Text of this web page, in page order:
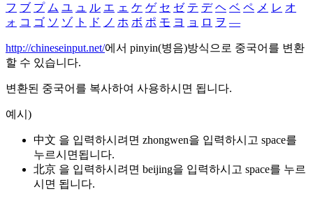
フ ブ プ ム ユ ュ ル エ ェ ケ ゲ セ ゼ テ デ ヘ ベ ペ メ レ オ
ォ コ ゴ ソ ゾ ト ド ノ ホ ボ ポ モ ヨ ョ ロ ヲ ―
http://chineseinput.net/에서 pinyin(병음)방식으로 중국어를 변환
할 수 있습니다.
변환된 중국어를 복사하여 사용하시면 됩니다.
예시)
中文 을 입력하시려면 zhongwen을 입력하시고 space를
누르시면됩니다.
北京 을 입력하시려면 beijing을 입력하시고 space를 누르
시면 됩니다.